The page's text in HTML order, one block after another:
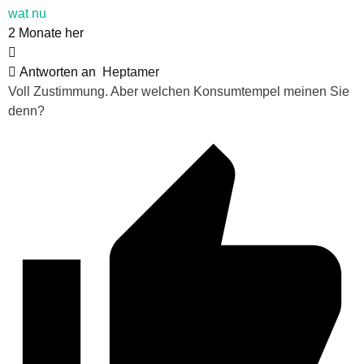
wat nu
2 Monate her
Antworten an
Heptamer
Voll Zustimmung. Aber welchen Konsumtempel meinen Sie
denn?